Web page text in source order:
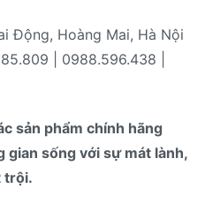
Động, Hoàng Mai, Hà Nội
| 0988.596.438 |
sản phẩm chính hãng
gian sống với sự mát lành,
trội.